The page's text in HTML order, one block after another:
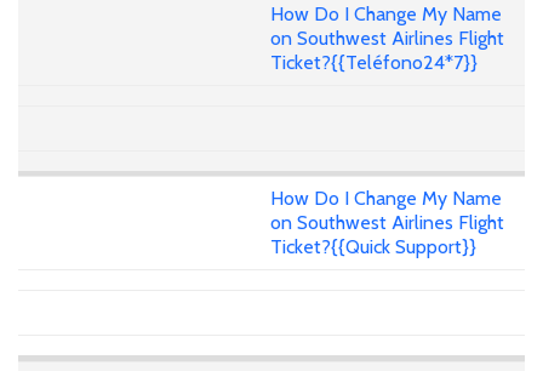
How Do I Change My Name
on Southwest Airlines Flight
Ticket?{{Teléfono24*7}}
How Do I Change My Name
on Southwest Airlines Flight
Ticket?{{Quick Support}}